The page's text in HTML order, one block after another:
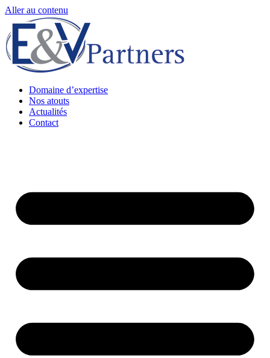
Aller au contenu
Domaine d’expertise
Nos atouts
Actualités
Contact